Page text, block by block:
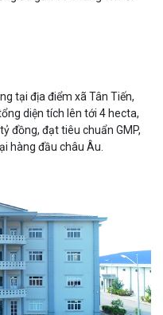
tại địa điểm xã Tân Tiến,
diện tích lên tới 4 hecta,
đồng, đạt tiêu chuẩn GMP,
hàng đầu châu Âu.